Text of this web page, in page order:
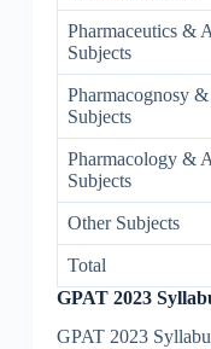
Pharmaceutics &
Subjects
Pharmacognosy
Subjects
Pharmacology &
Subjects
Other Subjects
Total
GPAT 2023
GPAT 2023 Syllabus